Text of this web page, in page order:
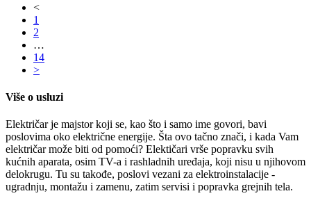
<
1
2
…
14
>
Više o usluzi
Električarje majstor koji se, kao što i samo ime govori, bavi
poslovima oko električne energije. Šta ovo tačno znači, i kada Vam
električarmože biti od pomoći? Elektičari vrše popravku svih
kućnih aparata, osim TV-a i rashladnih uređaja, koji nisu u njihovom
delokrugu. Tu su takođe, poslovi vezani za elektroinstalacije -
ugradnju, montažu i zamenu, zatim servisi i popravka grejnih tela.